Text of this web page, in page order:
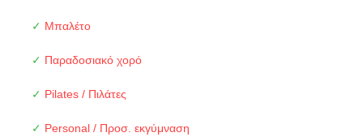
✓ Μπαλέτο
✓ Παραδοσιακό χορό
✓ Pilates / Πιλάτες
✓ Personal / Προσ. εκγύμναση